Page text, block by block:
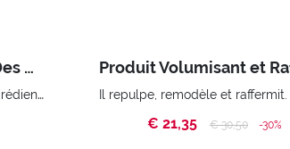
Crème Pour L intérieur Des Bras Re-Shape My Arms
Remodèle et raffermit. 97% d’ingrédients d’origine naturelle
€ 21,35
Price reduced
€ 30,50to -30%